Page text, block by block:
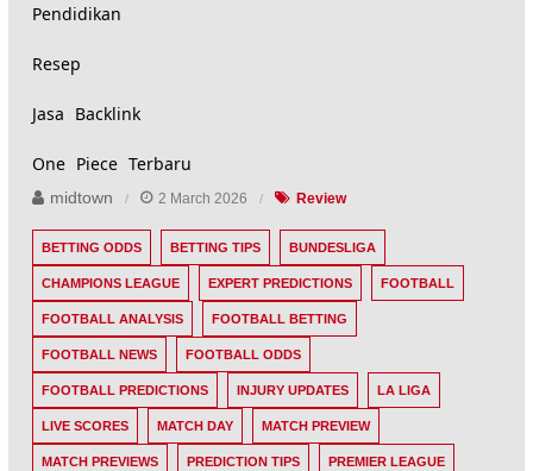
Pendidikan
Resep
Jasa Backlink
One Piece Terbaru
midtown 2 March 2026 Review
BETTING ODDS BETTING TIPS BUNDESLIGA
CHAMPIONS LEAGUE EXPERT PREDICTIONS FOOTBALL
FOOTBALL ANALYSIS FOOTBALL BETTING
FOOTBALL NEWS FOOTBALL ODDS
FOOTBALL PREDICTIONS INJURY UPDATES LA LIGA
LIVE SCORES MATCH DAY MATCH PREVIEW
MATCH PREVIEWS PREDICTION TIPS PREMIER LEAGUE